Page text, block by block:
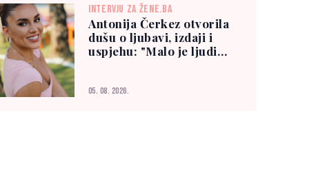
INTERVJU ZA ŽENE.BA
Antonija Čerkez otvorila
dušu o ljubavi, izdaji i
uspjehu: "Malo je ljudi
05. 08. 2026.